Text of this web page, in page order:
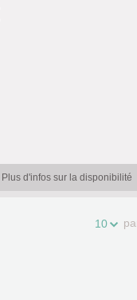
Plus d'infos sur la disponibilité
10